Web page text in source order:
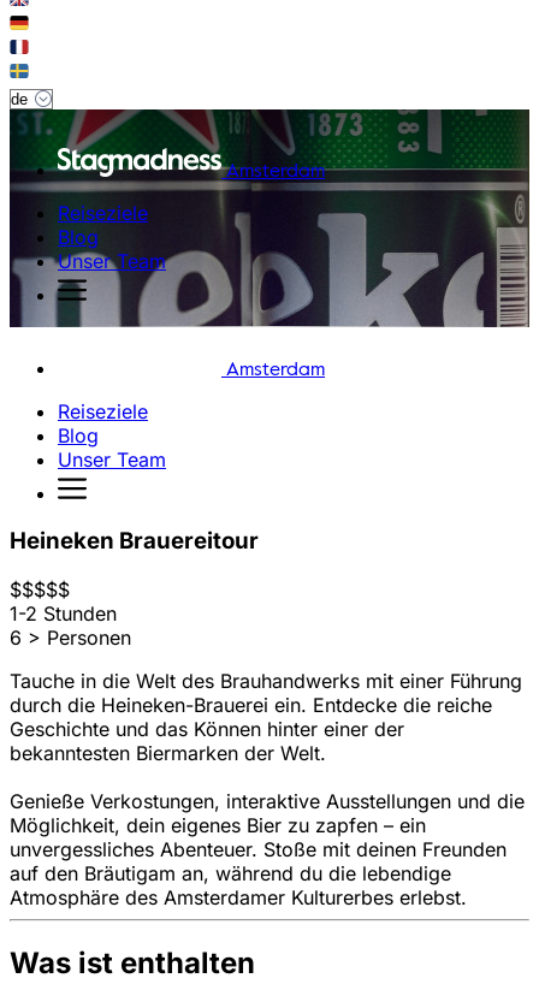
Amsterdam
Reiseziele
Blog
Unser Team
Amsterdam
Reiseziele
Blog
Unser Team
Heineken Brauereitour
$$$$$
1-2 Stunden
6 > Personen
Tauche in die Welt des Brauhandwerks mit einer Führung
durch die Heineken-Brauerei ein. Entdecke die reiche
Geschichte und das Können hinter einer der
bekanntesten Biermarken der Welt.
Genieße Verkostungen, interaktive Ausstellungen und die
Möglichkeit, dein eigenes Bier zu zapfen – ein
unvergessliches Abenteuer. Stoße mit deinen Freunden
auf den Bräutigam an, während du die lebendige
Atmosphäre des Amsterdamer Kulturerbes erlebst.
Was ist enthalten